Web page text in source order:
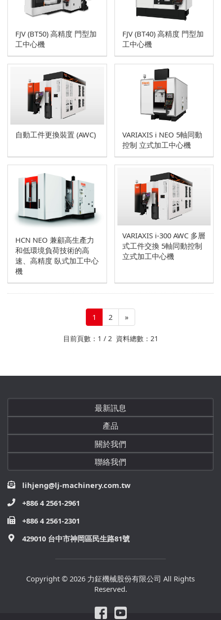
FJV (BT50) 高精度 門型加
工中心機
FJV (BT40) 高精度 門型加
工中心機
自動工件更換裝置 (AWC)
VARIAXIS i NEO 5軸同動
控制 立式加工中心機
HCN NEO 兼顧高生產力
和低環境負荷技術的高
速、高精度 臥式加工中心
機
VARIAXIS i-300 AWC 多層
式工件交換 5軸同動控制
立式加工中心機
1 2 »
目前頁數：1 / 2 資料總數：21
lihjeng@lj-machinery.com.tw
+886 4 2561-2961
+886 4 2561-2301
429010 台中市神岡區民生路81號
最新訊息
產品
關於我們
聯絡我們
Copyright © 2026 力鉦機械股份有限公司 All Rights
Reserved.